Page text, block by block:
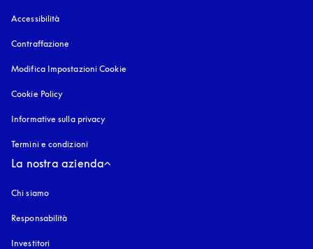
Accessibilità
Contraffazione
Modifica Impostazioni Cookie
Cookie Policy
Informative sulla privacy
Termini e condizioni
La nostra azienda
Chi siamo
Responsabilità
Investitori